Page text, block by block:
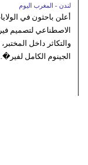
لندن - المغرب اليوم
أعلن باحثون في
الاصطناعي لتصميم
والتكاثر داخل
الجينوم الكامل